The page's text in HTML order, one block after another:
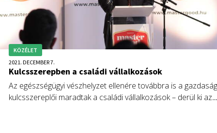
KÖZÉLET
2021. DECEMBER 7.
Kulcsszerepben a családi vállalkozások
Az egészségügyi vészhelyzet ellenére továbbra is a gazdaság
kulcsszereplői maradtak a családi vállalkozások – derül ki az